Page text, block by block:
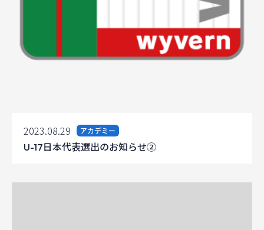
2023.08.29 アカデミー
U-17日本代表選出のお知らせ②